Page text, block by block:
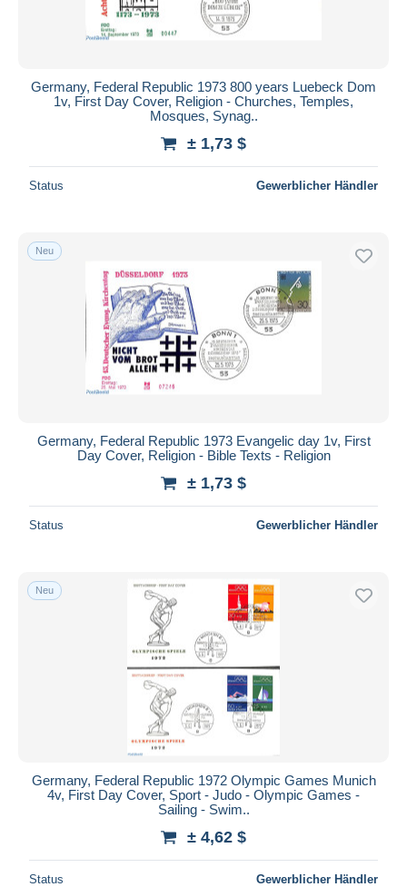
Germany, Federal Republic 1973 800 years Luebeck Dom
1v, First Day Cover, Religion - Churches, Temples,
Mosques, Synag..
± 1,73 $
Status Gewerblicher Händler
Neu
Germany, Federal Republic 1973 Evangelic day 1v, First
Day Cover, Religion - Bible Texts - Religion
± 1,73 $
Status Gewerblicher Händler
Neu
Germany, Federal Republic 1972 Olympic Games Munich
4v, First Day Cover, Sport - Judo - Olympic Games -
Sailing - Swim..
± 4,62 $
Status Gewerblicher Händler